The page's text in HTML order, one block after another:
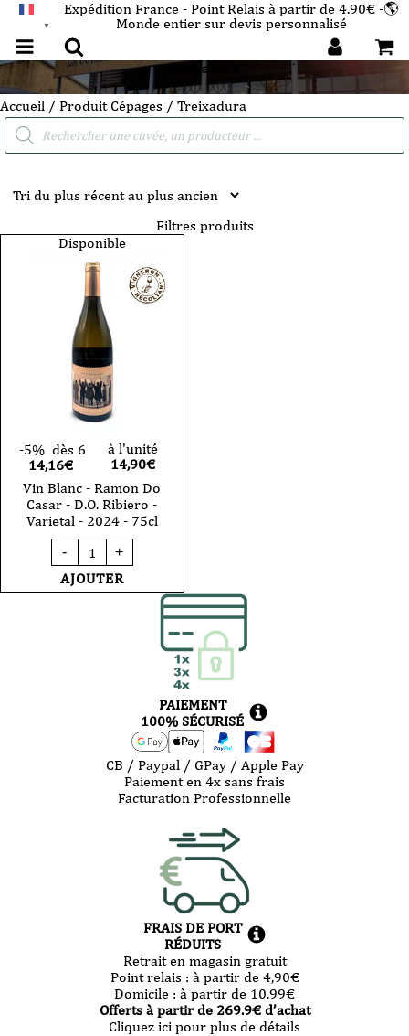
▼
Expédition France - Point Relais à partir de 4.90€ -🌎
Monde entier sur devis personnalisé
Treixadura
Accueil / Produit Cépages / Treixadura
Recherche
Filtres produits
Disponible
-5% dès 6
14,16€
à l'unité
14,90€
Vin Blanc - Ramon Do
Casar - D.O. Ribiero -
Varietal - 2024 - 75cl
-
quantité
de
Vin
Blanc
+
AJOUTER
PAIEMENT
100% SÉCURISÉ
CB / Paypal / GPay / Apple Pay
Paiement en 4x sans frais
Facturation Professionnelle
FRAIS DE PORT
RÉDUITS
Retrait en magasin gratuit
Point relais : à partir de 4,90€
Domicile : à partir de 10.99€
Offerts à partir de 269.9€ d’achat
Cliquez ici pour plus de détails